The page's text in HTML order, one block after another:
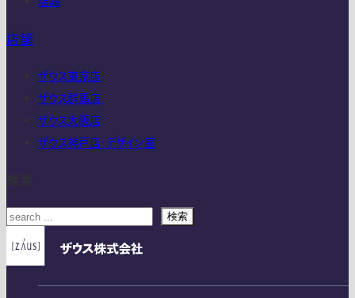
店舗
ザウス東京店
ザウス群馬店
ザウス大阪店
ザウス神戸店・デザイン室
検索